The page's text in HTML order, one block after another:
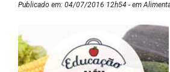
Publicado em: 04/07/2016 12h54 - em